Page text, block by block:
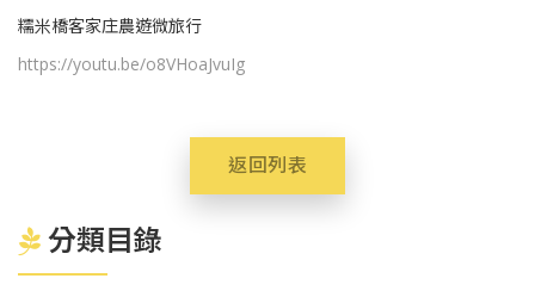
糯米橋客家庄農遊微旅行
https://youtu.be/o8VHoaJvuIg
返回列表
分類目錄